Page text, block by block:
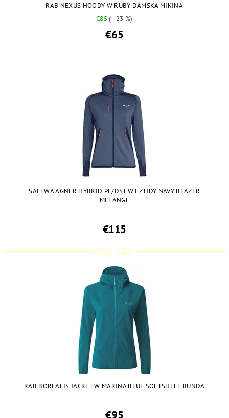
RAB NEXUS HOODY W RUBY DÁMSKA MIKINA
€85(–23 %)
€65
SALEWA AGNER HYBRID PL/DST W FZ HDY NAVY BLAZER
MELANGE
€115
RAB BOREALIS JACKET W MARINA BLUE SOFTSHELL BUNDA